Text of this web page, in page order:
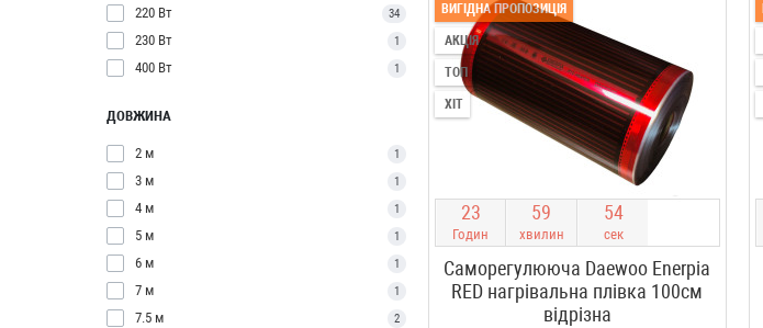
220 Вт 34
230 Вт 1
400 Вт 1
ДОВЖИНА
2 м 1
3 м 1
4 м 1
5 м 1
6 м 1
7 м 1
7.5 м 2
ВИГІДНА ПРОПОЗИЦІЯ
АКЦІЯ
ТОП
ХІТ
23
Годин
59
хвилин
53
сек
Саморегулююча Daewoo Enerpia
RED нагрівальна плівка 100см
відрізна